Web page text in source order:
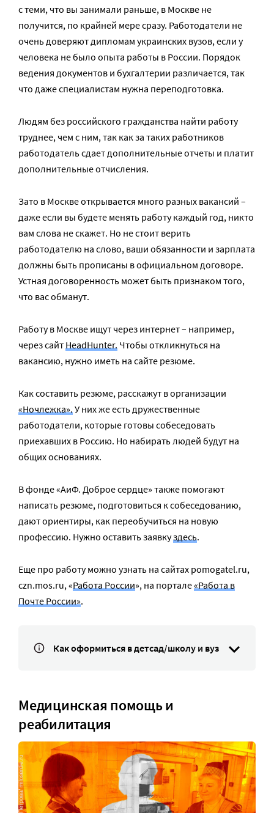
с теми, что вы занимали раньше, в Москве не
получится, по крайней мере сразу. Работодатели не
очень доверяют дипломам украинских вузов, если у
человека не было опыта работы в России. Порядок
ведения документов и бухгалтерии различается, так
что даже специалистам нужна переподготовка.
Людям без российского гражданства найти работу
труднее, чем с ним, так как за таких работников
работодатель сдает дополнительные отчеты и платит
дополнительные отчисления.
Зато в Москве открывается много разных вакансий –
даже если вы будете менять работу каждый год, никто
вам слова не скажет. Но не стоит верить
работодателю на слово, ваши обязанности и зарплата
должны быть прописаны в официальном договоре.
Устная договоренность может быть признаком того,
что вас обманут.
Работу в Москве ищут через интернет – например,
через сайтHeadHunter. Чтобы откликнуться на
вакансию, нужно иметь на сайте резюме.
Как составить резюме, расскажут в организации
«Ночлежка».У них же есть дружественные
работодатели, которые готовы собеседовать
приехавших в Россию. Но набирать людей будут на
общих основаниях.
В фонде «АиФ. Доброе сердце» также помогают
написать резюме, подготовиться к собеседованию,
дают ориентиры, как переобучиться на новую
профессию. Нужно оставить заявкуздесь.
Еще про работу можно узнать на сайтах pomogatel.ru,
czn.mos.ru, «Работа России», на портале«Работа в
Почте России».
Как оформитьcя в детсад/школу и вуз
Медицинская помощь и
реабилитация